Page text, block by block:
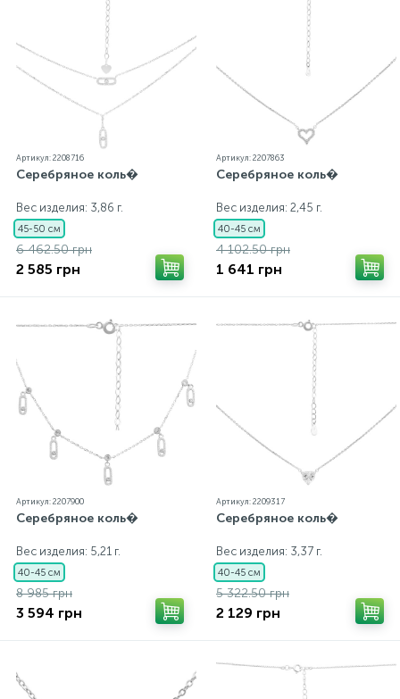
Артикул: 2208716
Серебряное коль�
Вес изделия: 3,86 г.
45-50 см
6 462.50 грн
2 585 грн
Артикул: 2207863
Серебряное коль�
Вес изделия: 2,45 г.
40-45 см
4 102.50 грн
1 641 грн
Артикул: 2207900
Серебряное коль�
Вес изделия: 5,21 г.
40-45 см
8 985 грн
3 594 грн
Артикул: 2209317
Серебряное коль�
Вес изделия: 3,37 г.
40-45 см
5 322.50 грн
2 129 грн